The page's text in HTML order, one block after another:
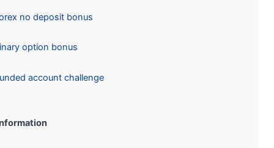
Forex no deposit bonus
Binary option bonus
Funded account challenge
Information: